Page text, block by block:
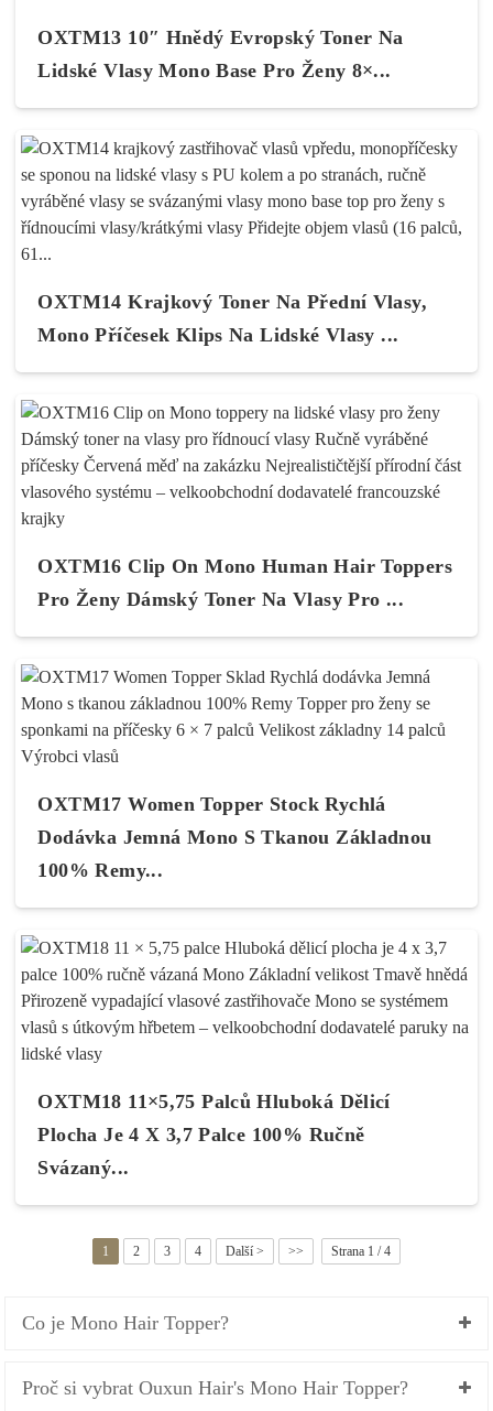
OXTM13 10″ Hnědý Evropský Toner Na
Lidské Vlasy Mono Base Pro Ženy 8×...
OXTM14 Krajkový Toner Na Přední Vlasy,
Mono Příčesek Klips Na Lidské Vlasy ...
OXTM16 Clip On Mono Human Hair Toppers
Pro Ženy Dámský Toner Na Vlasy Pro ...
OXTM17 Women Topper Stock Rychlá
Dodávka Jemná Mono S Tkanou Základnou
100% Remy...
OXTM18 11×5,75 Palců Hluboká Dělicí
Plocha Je 4 X 3,7 Palce 100% Ručně
Svázaný...
1 2 3 4 Další > >> Strana 1 / 4
Co je Mono Hair Topper?
Proč si vybrat Ouxun Hair's Mono Hair Topper?